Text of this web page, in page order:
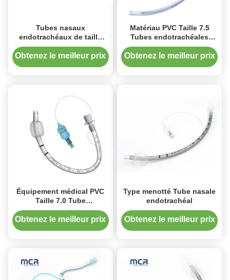
Tubes nasaux
endotrachéaux de taille
approuvée ISO 10.0 pour
l'intubation
Obtenez le meilleur prix
Matériau PVC Taille 7.5
Tubes endotrachéales
nasales avec dispositif
médical pré-chargé à stylet
Obtenez le meilleur prix
Équipement médical PVC
Taille 7.0 Tube
endotrachéal nasal avec
ou sans manchette
Obtenez le meilleur prix
Type menotté Tube nasale
endotrachéal
Obtenez le meilleur prix